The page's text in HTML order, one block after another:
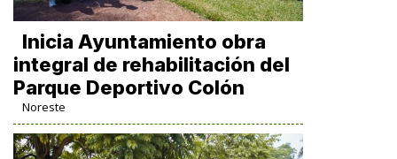
Inicia Ayuntamiento obra
integral de rehabilitación del
Parque Deportivo Colón
Noreste